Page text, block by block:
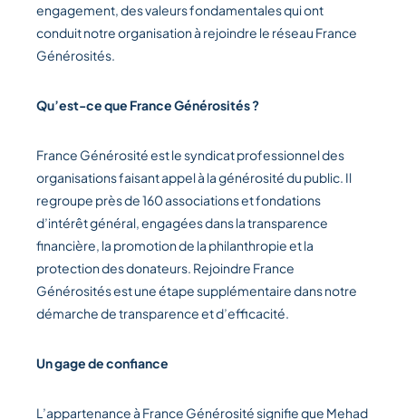
engagement, des valeurs fondamentales qui ont
conduit notre organisation à rejoindre le réseau France
Générosités.
Qu’est-ce que France Générosités ?
France Générosité est le syndicat professionnel des
organisations faisant appel à la générosité du public. Il
regroupe près de 160 associations et fondations
d’intérêt général, engagées dans la transparence
financière, la promotion de la philanthropie et la
protection des donateurs. Rejoindre France
Générosités est une étape supplémentaire dans notre
démarche de transparence et d’efficacité.
Un gage de confiance
L’appartenance à France Générosité signifie que Mehad